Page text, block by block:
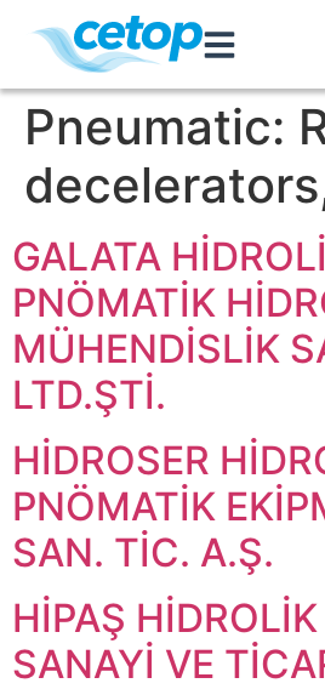
Pneumatic:
GALATA
PNÖMATİK
MÜHENDİSLİK
LTD.ŞTİ.
HİDROSER
PNÖMATİK
SAN. TİC. A.Ş.
HİPAŞ
SANAYİ VE